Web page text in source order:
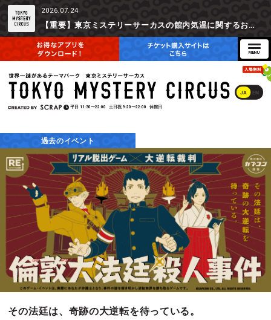
2026.07.24
【重要】東京ミステリーサーカスの館内気温に関するお詫びとご参加辞退時の返金対応について
JA EN
平日 11:30〜22:00 土日祝 9:20〜22:00 休館日
過去のイベント
その法廷は、奇跡の大逆転を待っている。